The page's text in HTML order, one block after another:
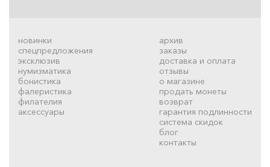
новинки
спецпредложения
эксклюзив
нумизматика
бонистика
фалеристика
филателия
аксессуары
архив
заказы
доставка и оплата
отзывы
о магазине
продать монеты
возврат
гарантия подлинности
система скидок
блог
контакты